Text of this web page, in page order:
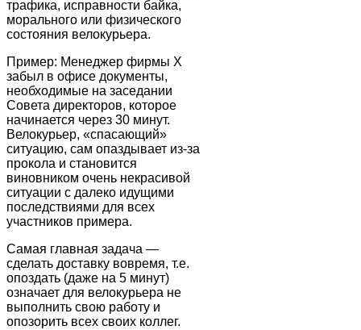
трафика, исправности байка,
морального или физического
состояния велокурьера.
Пример: Менеджер фирмы X
забыл в офисе документы,
необходимые на заседании
Совета директоров, которое
начинается через 30 минут.
Велокурьер, «спасающий»
ситуацию, сам опаздывает из-за
прокола и становится
виновником очень некрасивой
ситуации с далеко идущими
последствиями для всех
участников примера.
Самая главная задача —
сделать доставку вовремя, т.е.
опоздать (даже на 5 минут)
означает для велокурьера не
выполнить свою работу и
опозорить всех своих коллег.